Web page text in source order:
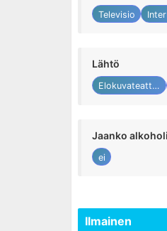
Televisio
Lähtö
Elokuvateatteri
Jaanko
ei
Ilmainen